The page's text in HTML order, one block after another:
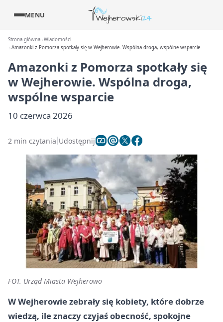
MENU
Strona główna Wiadomości
Amazonki z Pomorza spotkały się w Wejherowie. Wspólna droga, wspólne wsparcie
Amazonki z Pomorza spotkały się
w Wejherowie. Wspólna droga,
wspólne wsparcie
10 czerwca 2026
2 min czytania Udostępnij
FOT. Urząd Miasta Wejherowo
W Wejherowie zebrały się kobiety, które dobrze
wiedzą, ile znaczy czyjaś obecność, spokojne